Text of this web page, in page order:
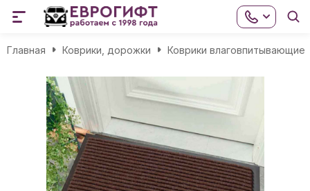
Главная Коврики, дорожки Коврики влаговпитывающие